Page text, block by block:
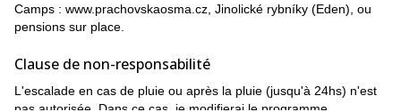
Camps : www.prachovskaosma.cz , Jinolické rybníky (Eden), ou
pensions sur place.
Clause de non-responsabilité
L'escalade en cas de pluie ou après la pluie (jusqu'à 24hs) n'est
pas autorisée. Dans ce cas, je modifierai le programme.